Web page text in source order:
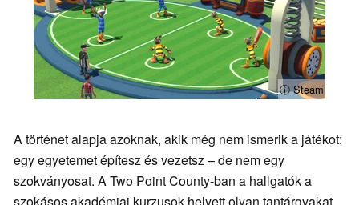
ⓘ Steam
A történet alapja azoknak, akik még nem ismerik a játékot:
egy egyetemet építesz és vezetsz – de nem egy
szokványosat. A Two Point County-ban a hallgatók a